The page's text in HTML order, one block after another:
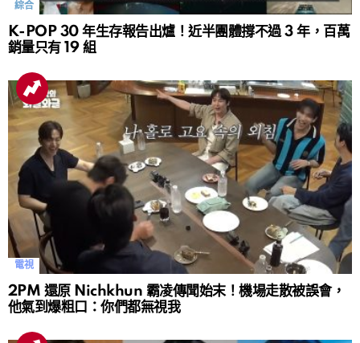
綜合
K-POP 30 年生存報告出爐！近半團體撐不過 3 年，百萬
銷量只有 19 組
電視
2PM 還原 Nichkhun 霸凌傳聞始末！機場走散被誤會，
他氣到爆粗口：你們都無視我